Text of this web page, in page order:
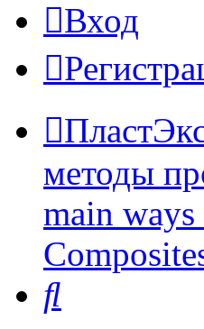
Вход
методы
main